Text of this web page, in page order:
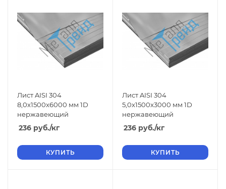
Лист AISI 304
8,0x1500x6000 мм 1D
нержавеющий
236 руб./кг
КУПИТЬ
Лист AISI 304
5,0x1500x3000 мм 1D
нержавеющий
236 руб./кг
КУПИТЬ